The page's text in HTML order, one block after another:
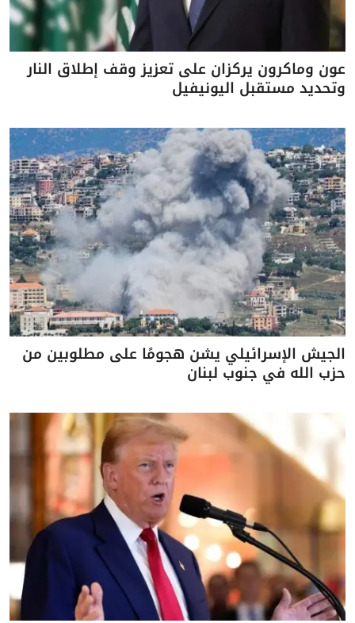
عون وماكرون يركزان على تعزيز وقف إطلاق النار
وتحديد مستقبل اليونيفيل
الجيش الإسرائيلي يشن هجومًا على مطلوبين من
حزب الله في جنوب لبنان